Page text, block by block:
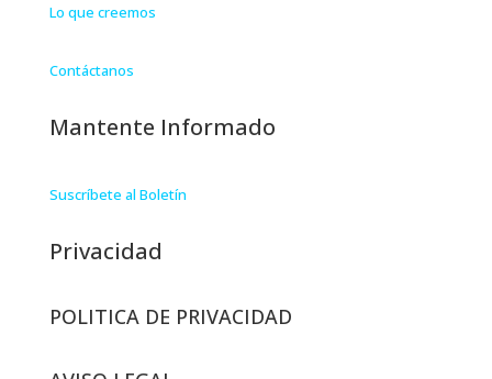
Lo que creemos
Contáctanos
Mantente Informado
Suscríbete al Boletín
Privacidad
POLITICA DE PRIVACIDAD